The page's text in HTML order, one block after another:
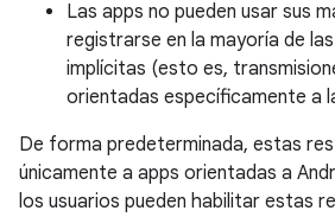
Las apps no pueden usar sus
registrarse en la mayoría de
implícitas (esto es,
orientadas específicamente a
De forma predeterminada, estas
únicamente a apps orientadas a
los usuarios pueden habilitar estas